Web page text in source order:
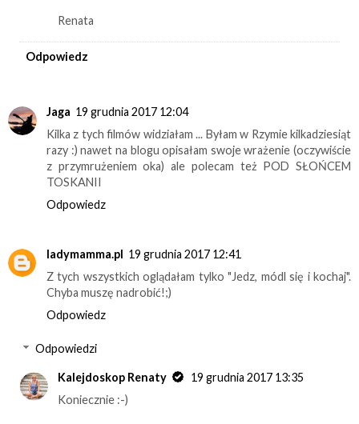
Renata
Odpowiedz
Jaga 19 grudnia 2017 12:04
Kilka z tych filmów widziałam ... Byłam w Rzymie kilkadziesiąt
razy :) nawet na blogu opisałam swoje wrażenie (oczywiście
z przymrużeniem oka) ale polecam też POD SŁOŃCEM
TOSKANII
Odpowiedz
ladymamma.pl
19 grudnia 2017 12:41
Z tych wszystkich oglądałam tylko "Jedz, módl się i kochaj".
Chyba muszę nadrobić!;)
Odpowiedz
Odpowiedzi
Kalejdoskop Renaty
19 grudnia 2017 13:35
Koniecznie :-)